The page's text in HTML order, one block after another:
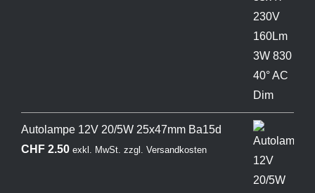
Autolampe 12V 20/5W 25x47mm Ba15d
CHF2.50 exkl. MwSt. zzgl. Versandkosten